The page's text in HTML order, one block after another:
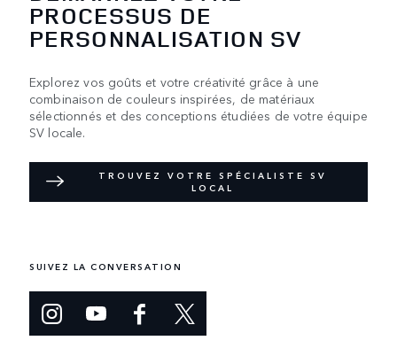
PROCESSUS DE
PERSONNALISATION SV
Explorez vos goûts et votre créativité grâce à une
combinaison de couleurs inspirées, de matériaux
sélectionnés et des conceptions étudiées de votre équipe
SV locale.
TROUVEZ VOTRE SPÉCIALISTE SV
LOCAL
SUIVEZ LA CONVERSATION